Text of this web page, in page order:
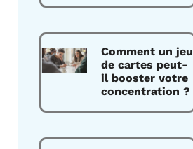
Comment un jeu
de cartes peut-
il booster votre
concentration ?